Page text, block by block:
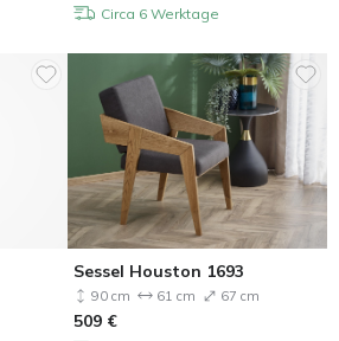
Circa 6 Werktage
Sessel Houston 1693
90 cm 61 cm 67 cm
509 €